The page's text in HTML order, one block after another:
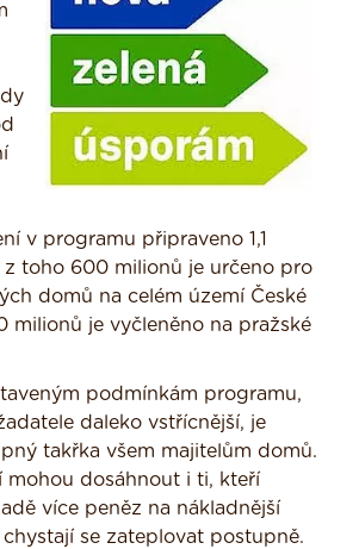
v programu připraveno 1,1
z toho 600 milionů je určeno pro
domů na celém území České
milionů je vyčleněno na pražské
podmínkám programu,
daleko vstřícnější, je
takřka všem majitelům domů.
mohou dosáhnout i ti, kteří
více peněz na nákladnější
se zateplovat postupně.